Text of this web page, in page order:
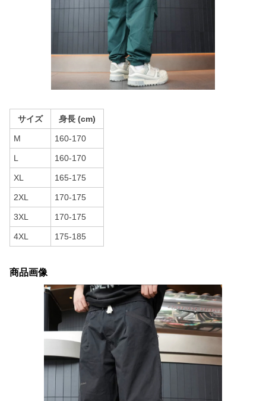
サイズ 身長 (cm)
M 160-170
L 160-170
XL 165-175
2XL 170-175
3XL 170-175
4XL 175-185
商品画像